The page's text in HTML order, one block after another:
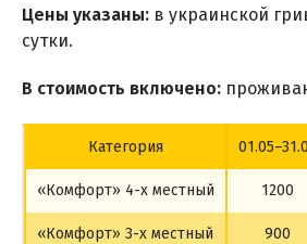
Цены указаны: в украинской
сутки.
В стоимость включено:
Категория
«Комфорт» 4-х местный 1200
«Комфорт» 3-х местный 900